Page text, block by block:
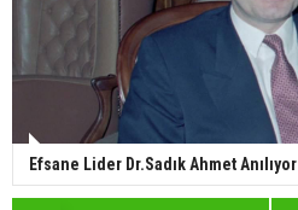
Efsane Lider Dr.Sadık Ahmet Anılıyor